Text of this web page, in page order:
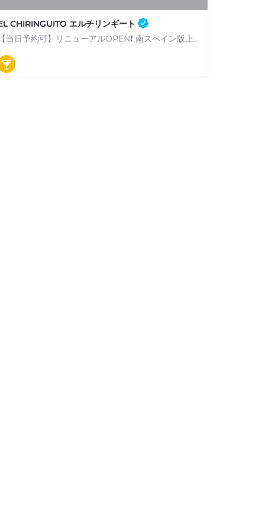
CHIRINGUITO エルチリンギート
【当日予約可】リニューアルOPEN❗ 南スペイン版上質な「海の家」レストラン＆ワイン食堂 Take…
050-5890-8477
市谷八幡町12-1 ガーデンテラス市谷八幡 1F